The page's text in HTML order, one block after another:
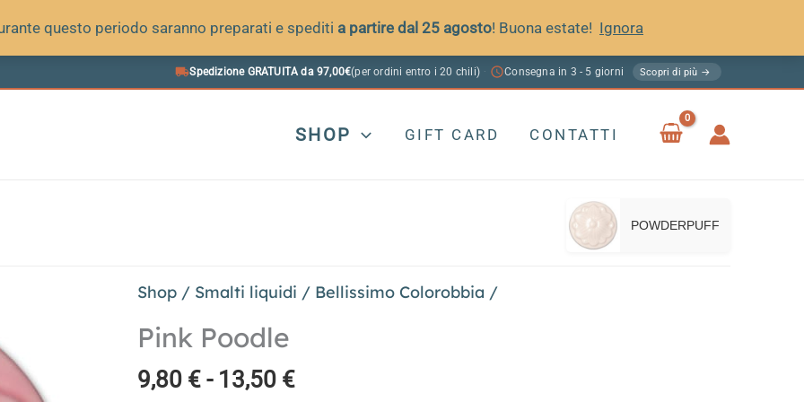
questo periodo saranno preparati e spediti a partire dal 25 agosto! Buona estate! Ignora
Spedizione GRATUITA da 97,00€(per ordini entro i 20 chili) · Consegna in 3 - 5 giorni Scopri di più →
SHOP GIFT CARD CONTATTI
POWDERPUFF
Shop / Smalti liquidi / Bellissimo Colorobbia /
Pink Poodle
9,80 € - 13,50 €Fascia